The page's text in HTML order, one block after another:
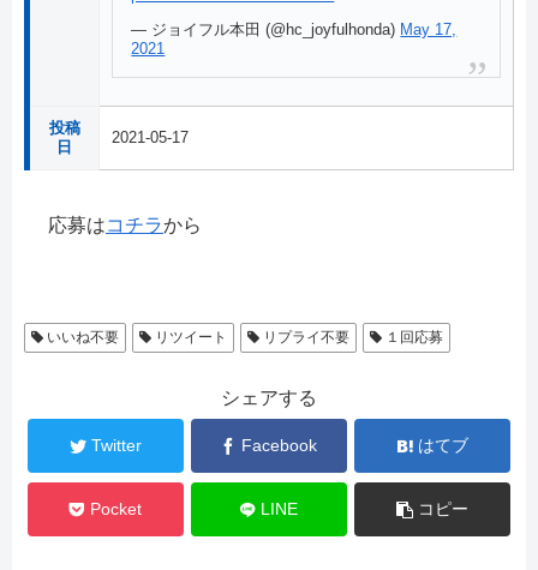
— ジョイフル本田 (@hc_joyfulhonda) May 17,
2021
投稿
日
2021-05-17
応募はコチラから
いいね不要 リツイート リプライ不要 １回応募
シェアする
Twitter Facebook はてブ
Pocket LINE コピー